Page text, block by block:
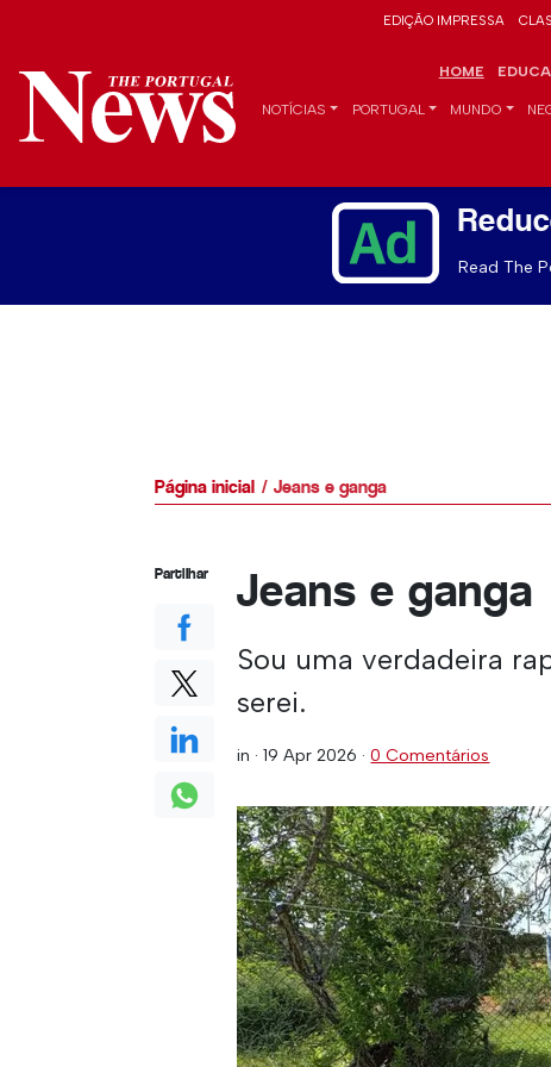
EDIÇÃO IMPRESSA
HOME
NOTÍCIAS PORTUGAL MUNDO
Read The
Página inicial Jeans e ganga
Jeans e ganga
Sou uma verdadeira
serei.
in ·19 Apr 2026 ·0 Comentários
Partilhar